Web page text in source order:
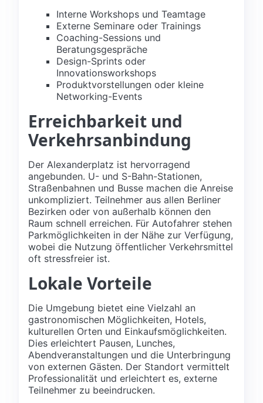
Interne Workshops und Teamtage
Externe Seminare oder Trainings
Coaching-Sessions und
Beratungsgespräche
Design-Sprints oder
Innovationsworkshops
Produktvorstellungen oder kleine
Networking-Events
Erreichbarkeit und
Verkehrsanbindung
Der Alexanderplatz ist hervorragend
angebunden. U- und S-Bahn-Stationen,
Straßenbahnen und Busse machen die Anreise
unkompliziert. Teilnehmer aus allen Berliner
Bezirken oder von außerhalb können den
Raum schnell erreichen. Für Autofahrer stehen
Parkmöglichkeiten in der Nähe zur Verfügung,
wobei die Nutzung öffentlicher Verkehrsmittel
oft stressfreier ist.
Lokale Vorteile
Die Umgebung bietet eine Vielzahl an
gastronomischen Möglichkeiten, Hotels,
kulturellen Orten und Einkaufsmöglichkeiten.
Dies erleichtert Pausen, Lunches,
Abendveranstaltungen und die Unterbringung
von externen Gästen. Der Standort vermittelt
Professionalität und erleichtert es, externe
Teilnehmer zu beeindrucken.